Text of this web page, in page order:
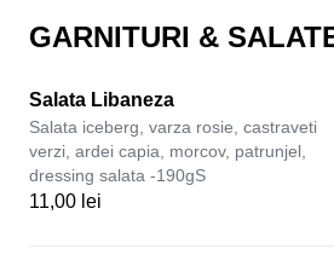
GARNITURI &
Salata Libaneza
Salata iceberg, varza rosie, castraveti
verzi, ardei capia, morcov, patrunjel,
dressing salata -190gS
11,00 lei